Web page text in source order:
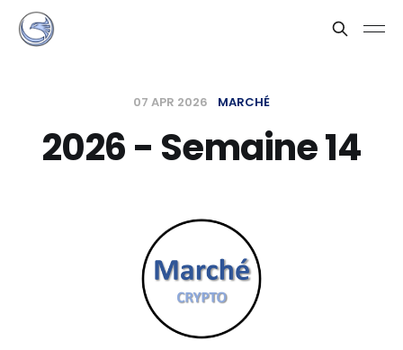
07 APR 2026 MARCHÉ
2026 - Semaine 14